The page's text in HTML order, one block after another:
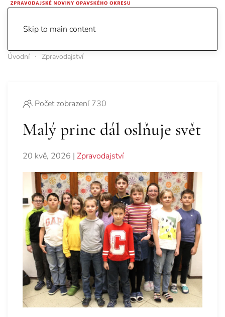
Skip to main content
Úvodní Zpravodajství
Počet zobrazení 730
Malý princ dál oslňuje svět
20 kvě, 2026 | Zpravodajství